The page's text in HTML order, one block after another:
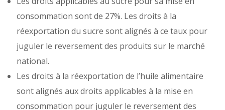
consommation sont de 27%. Les droits à la
réexportation du sucre sont alignés à ce taux pour
juguler le reversement des produits sur le marché
national.
Les droits à la réexportation de l’huile alimentaire
sont alignés aux droits applicables à la mise en
consommation pour juguler le reversement des